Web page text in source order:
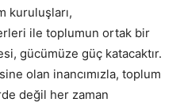
kuruluşları,
ile toplumun ortak bir
gücümüze güç katacaktır.
olan inancımızla, toplum
değil her zaman